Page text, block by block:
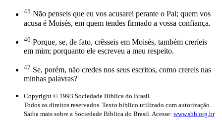
45 Não penseis que eu vos acusarei perante o Pai; quem vos
acusa é Moisés, em quem tendes firmado a vossa confiança.
46 Porque, se, de fato, crêsseis em Moisés, também creríeis
em mim; porquanto ele escreveu a meu respeito.
47 Se, porém, não credes nos seus escritos, como crereis nas
minhas palavras?
Copyright © 1993 Sociedade Bíblica do Brasil.
Todos os direitos reservados. Texto bíblico utilizado com autorização.
Saiba mais sobre a Sociedade Bíblica do Brasil. Acesse: www.sbb.org.br